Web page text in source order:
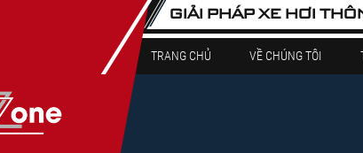
GIẢI PHÁP XE HƠI
TRANG CHỦ VỀ CHÚNG TÔI